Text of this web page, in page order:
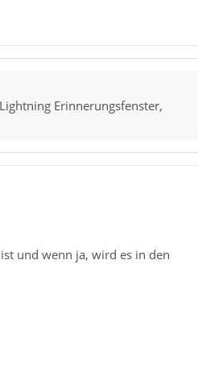
Erinnerungsfenster,
und wenn ja, wird es in den